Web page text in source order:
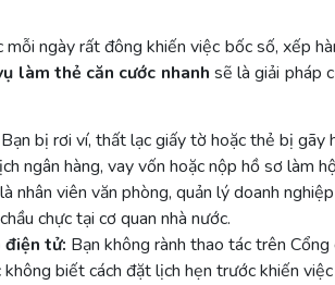
ngày rất đông khiến việc bốc số, xếp
làm thẻ căn cước nhanh sẽ là giải pháp
Bạn bị rơi ví, thất lạc giấy tờ hoặc thẻ bị gãy
ngân hàng, vay vốn hoặc nộp hồ sơ làm
nhân viên văn phòng, quản lý doanh
chực tại cơ quan nhà nước.
điện tử: Bạn không rành thao tác trên
biết cách đặt lịch hẹn trước khiến